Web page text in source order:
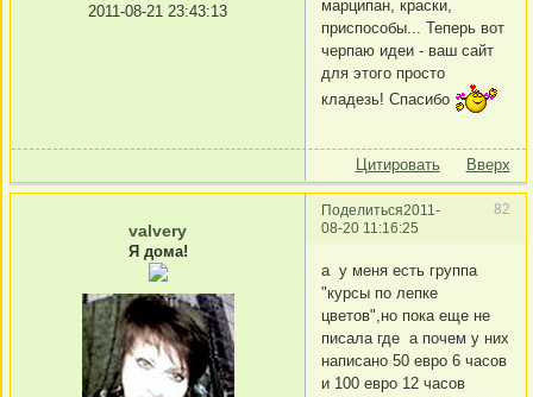
2011-08-21 23:43:13
марципан, краски,
приспособы... Теперь вот
черпаю идеи - ваш сайт
для этого просто
кладезь! Спасибо
Цитировать Вверх
Поделиться 82
2011-
08-20 11:16:25
valvery
Я дома!
а у меня есть группа
"курсы по лепке
цветов",но пока еще не
писала где а почем у них
написано 50 евро 6 часов
и 100 евро 12 часов